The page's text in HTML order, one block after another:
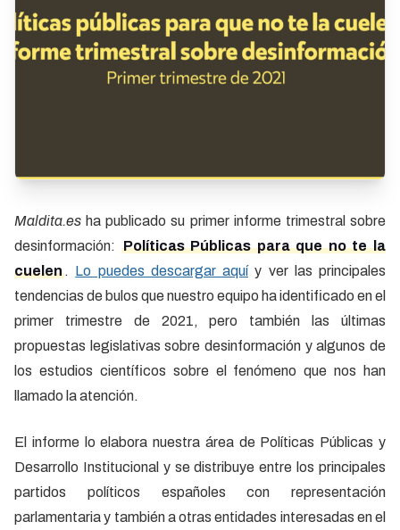
Maldita.es ha publicado su primer informe trimestral sobre
desinformación: Políticas Públicas para que no te la
cuelen . Lo puedes descargar aquíy ver las principales
tendencias de bulos que nuestro equipo ha identificado en el
primer trimestre de 2021, pero también las últimas
propuestas legislativas sobre desinformación y algunos de
los estudios científicos sobre el fenómeno que nos han
llamado la atención.
El informe lo elabora nuestra área de Políticas Públicas y
Desarrollo Institucional y se distribuye entre los principales
partidos políticos españoles con representación
parlamentaria y también a otras entidades interesadas en el